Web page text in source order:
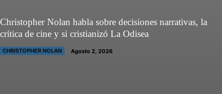
Christopher Nolan habla sobre decisiones narrativas, la
crítica de cine y si cristianizó La Odisea
CHRISTOPHER NOLAN Agosto 2, 2026